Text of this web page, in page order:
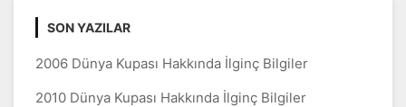
SON YAZILAR
2006 Dünya Kupası Hakkında İlginç Bilgiler
2010 Dünya Kupası Hakkında İlginç Bilgiler